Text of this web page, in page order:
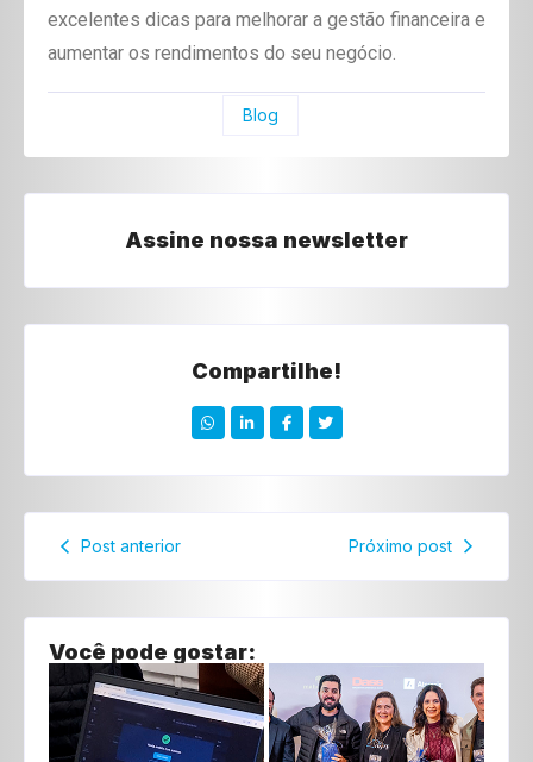
excelentes dicas para melhorar a gestão financeira e
aumentar os rendimentos do seu negócio.
Blog
Assine nossa newsletter
Compartilhe!
Post anterior Próximo post
Você pode gostar: